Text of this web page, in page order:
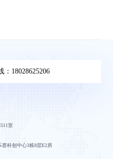
：18028625206
室
科创中心3栋8层E2房